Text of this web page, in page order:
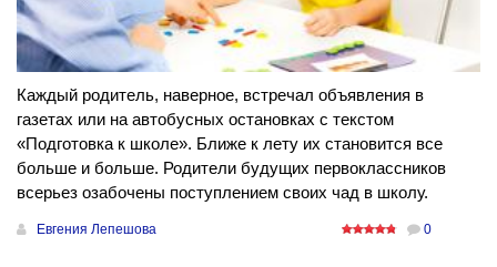
Каждый родитель, наверное, встречал объявления в
газетах или на автобусных остановках с текстом
«Подготовка к школе». Ближе к лету их становится все
больше и больше. Родители будущих первоклассников
всерьез озабочены поступлением своих чад в школу.
Евгения Лепешова 0